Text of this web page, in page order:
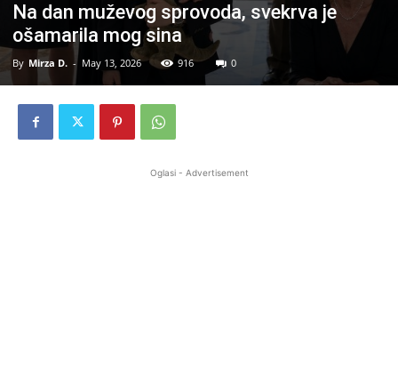
Na dan muževog sprovoda, svekrva je
ošamarila mog sina
By Mirza D. - May 13, 2026 916 0
Oglasi - Advertisement